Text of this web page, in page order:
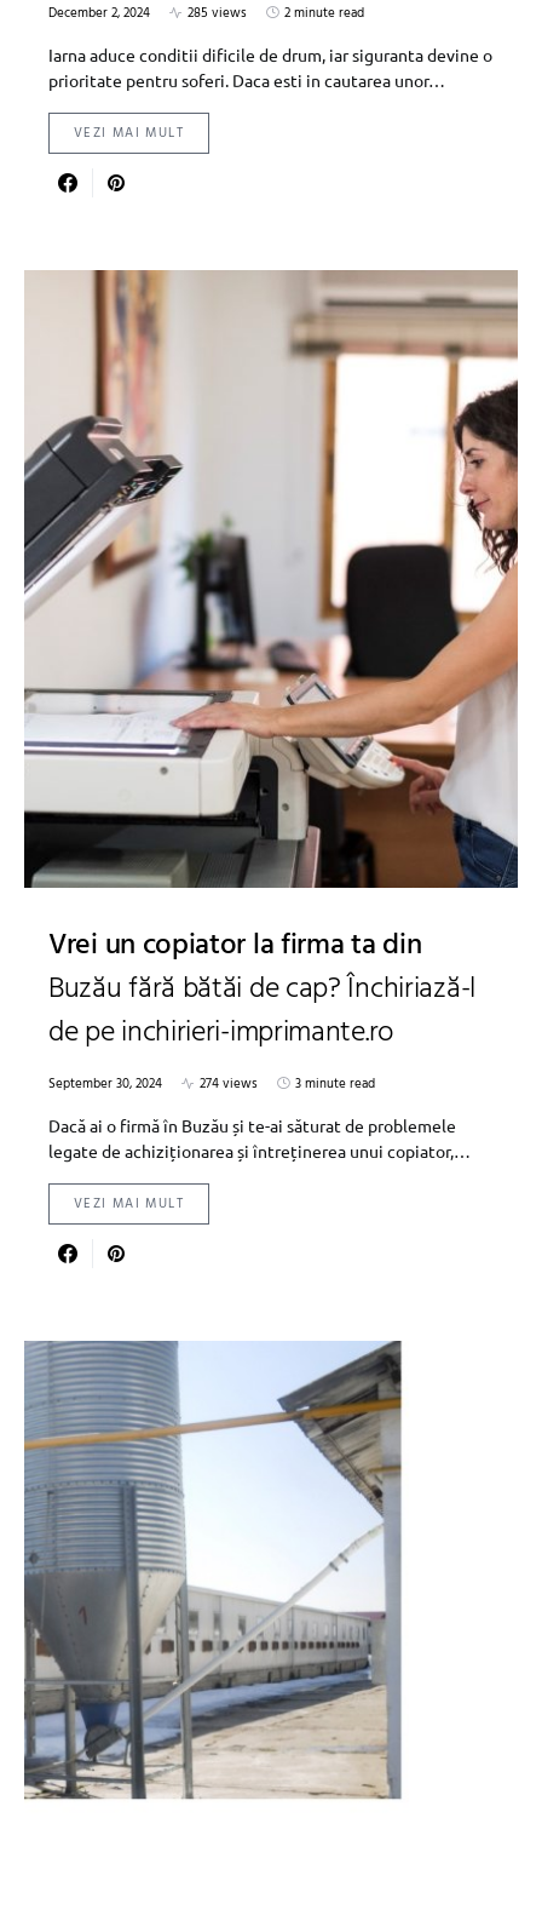
December 2, 2024 285 views
2 minute read
Iarna aduce conditii dificile de drum, iar siguranta devine o
prioritate pentru soferi. Daca esti in cautarea unor…
VEZI MAI MULT
Vrei un copiator la firma ta din
Buzău fără bătăi de cap? Închiriază-l
de pe inchirieri-imprimante.ro
September 30, 2024 274 views
3 minute read
Dacă ai o firmă în Buzău și te-ai săturat de problemele
legate de achiziționarea și întreținerea unui copiator,…
VEZI MAI MULT